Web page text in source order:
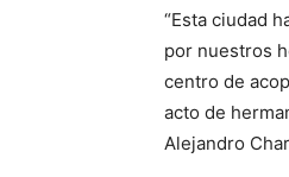
“Esta ciudad
por nuestros
centro de
acto de
Alejandro